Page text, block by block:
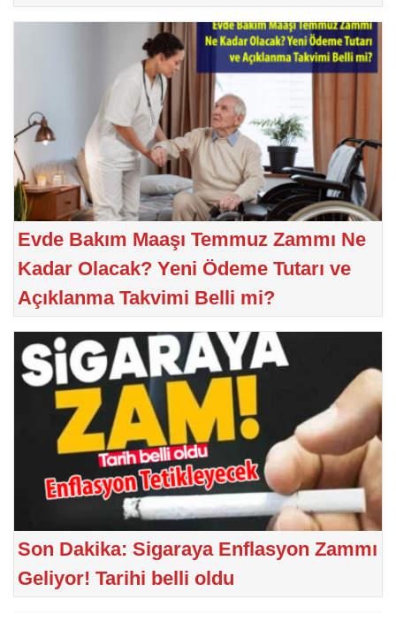
Evde Bakım Maaşı Temmuz Zammı Ne
Kadar Olacak? Yeni Ödeme Tutarı ve
Açıklanma Takvimi Belli mi?
Son Dakika: Sigaraya Enflasyon Zammı
Geliyor! Tarihi belli oldu